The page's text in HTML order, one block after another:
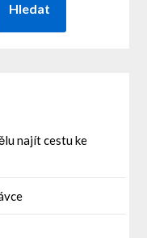
Hledat
najít cestu ke